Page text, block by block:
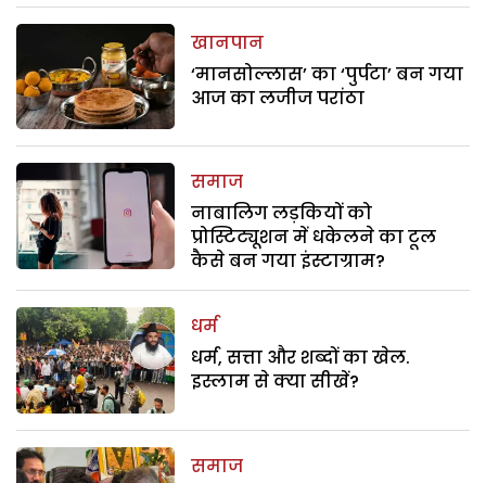
खानपान
‘मानसोल्लास’ का ‘पुर्पटा’ बन गया
आज का लजीज परांठा
समाज
नाबालिग लड़कियों को
प्रोस्टिट्यूशन में धकेलने का टूल
कैसे बन गया इंस्टाग्राम?
धर्म
धर्म, सत्ता और शब्दों का खेल.
इस्लाम से क्या सीखें?
समाज